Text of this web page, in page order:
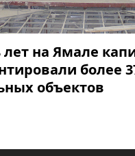
лет на Ямале
более
объектов